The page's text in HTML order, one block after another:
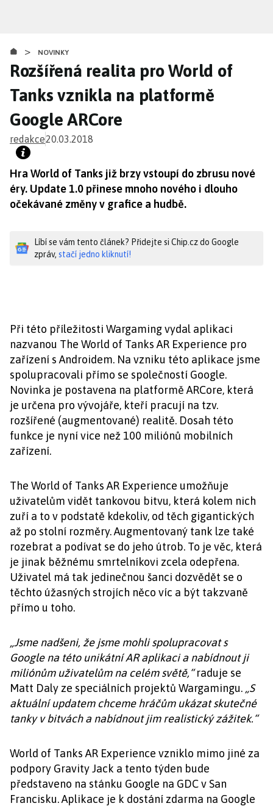
obsahu
> NOVINKY
Rozšířená realita pro World of
Tanks vznikla na platformě
Google ARCore
redakce20.03.2018
Hra World of Tanks již brzy vstoupí do zbrusu nové
éry. Update 1.0 přinese mnoho nového i dlouho
očekávané změny v grafice a hudbě.
Líbí se vám tento článek? Přidejte si Chip.cz do Google
zpráv, stačí jedno kliknutí!
Při této příležitosti Wargaming vydal aplikaci
nazvanou The World of Tanks AR Experience pro
zařízení s Androidem. Na vzniku této aplikace jsme
spolupracovali přímo se společností Google.
Novinka je postavena na platformě ARCore, která
je určena pro vývojáře, kteří pracují na tzv.
rozšířené (augmentované) realitě. Dosah této
funkce je nyní vice než 100 miliónů mobilních
zařízení.
The World of Tanks AR Experience umožňuje
uživatelům vidět tankovou bitvu, která kolem nich
zuří a to v podstatě kdekoliv, od těch gigantických
až po stolní rozměry. Augmentovaný tank lze také
rozebrat a podívat se do jeho útrob. To je věc, která
je jinak běžnému smrtelníkovi zcela odepřena.
Uživatel má tak jedinečnou šanci dozvědět se o
těchto úžasných strojích něco víc a být takzvaně
přímo u toho.
„Jsme nadšeni, že jsme mohli spolupracovat s
Google na této unikátní AR aplikaci a nabídnout ji
miliónům uživatelům na celém světě,“raduje se
Matt Daly ze speciálních projektů Wargamingu. „S
aktuální updatem chceme hráčům ukázat skutečné
tanky v bitvách a nabídnout jim realistický zážitek.“
World of Tanks AR Experience vzniklo mimo jiné za
podpory Gravity Jack a tento týden bude
představeno na stánku Google na GDC v San
Francisku. Aplikace je k dostání zdarma na Google